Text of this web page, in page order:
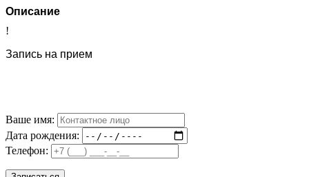
Описание
!
Запись на прием
Ваше имя:
Дата рождения:
Телефон: